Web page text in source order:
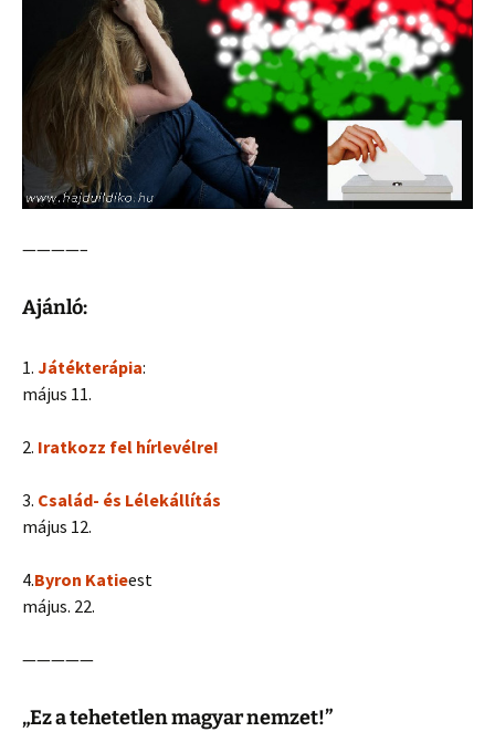
————–
Ajánló:
1. Játékterápia:
május 11.
2. Iratkozz fel hírlevélre!
3. Család- és Lélekállítás
május 12.
4.Byron Katieest
május. 22.
—————
„Ez a tehetetlen magyar nemzet!”